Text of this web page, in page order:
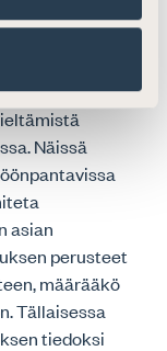
siihen, että
on haettava
Näissä
asian
perusteet
määrääkö
Tällaisessa
tiedoksi